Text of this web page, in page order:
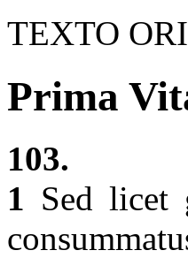
TEXTO
Prima
103.
1 Sed licet